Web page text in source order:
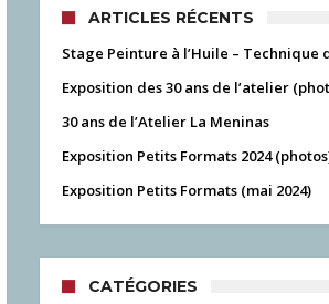
ARTICLES RÉCENTS
Stage Peinture à l’Huile – Technique
Exposition des 30 ans de l’atelier
30 ans de l’Atelier La Meninas
Exposition Petits Formats 2024
Exposition Petits Formats (mai 2024)
CATÉGORIES